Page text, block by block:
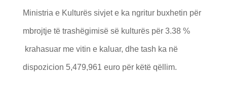
Ministria e Kulturës sivjet e ka ngritur buxhetin për
mbrojtje të trashëgimisë së kulturës për 3.38 %
krahasuar me vitin e kaluar, dhe tash ka në
dispozicion 5,479,961 euro për këtë qëllim.